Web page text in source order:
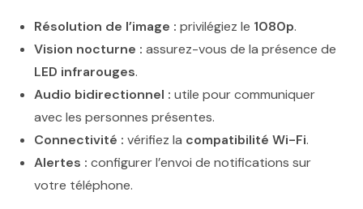
Résolution de l’image : privilégiez le 1080p.
Vision nocturne : assurez-vous de la présence de
LED infrarouges.
Audio bidirectionnel : utile pour communiquer
avec les personnes présentes.
Connectivité : vérifiez la compatibilité Wi-Fi.
Alertes : configurer l’envoi de notifications sur
votre téléphone.